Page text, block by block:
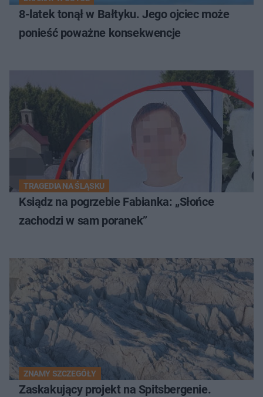
8-latek tonął w Bałtyku. Jego ojciec może
ponieść poważne konsekwencje
TRAGEDIA NA ŚLĄSKU
Ksiądz na pogrzebie Fabianka: „Słońce
zachodzi w sam poranek”
ZNAMY SZCZEGÓŁY
Zaskakujący projekt na Spitsbergenie.